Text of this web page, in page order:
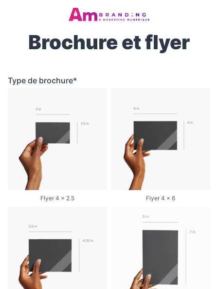
Brochure et flyer
Type de brochure*
Flyer 4 x 2.5 Flyer 4 x 6